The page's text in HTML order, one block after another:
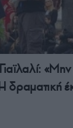
δραματική